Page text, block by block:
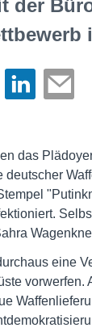
der
das
deutscher
eine